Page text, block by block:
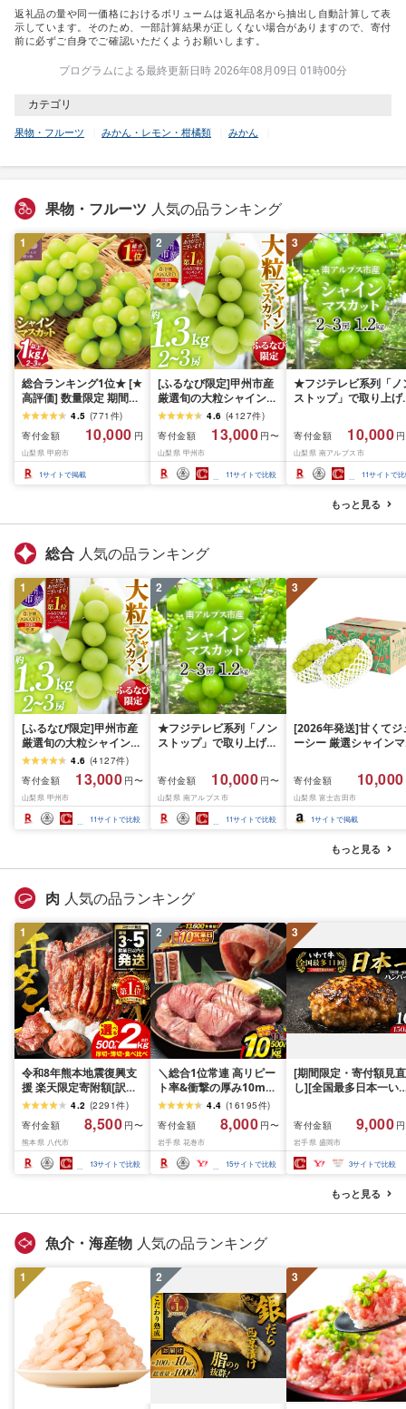
返礼品の量や同一価格におけるボリュームは返礼品名から抽出し自動計算して表
示しています。そのため、一部計算結果が正しくない場合がありますので、寄付
前に必ずご自身でご確認いただくようお願いします。
プログラムによる最終更新日時 2026年08月09日 01時00分
カテゴリ
果物・フルーツ みかん・レモン・柑橘類 みかん
果物・フルーツ 人気の品ランキング
1
総合ランキング1位★ [★
高評価] 数量限定 期間限
定 2026年 先行予約 山梨
県産 ぶどう シャイン マ
スカット フルーツ王国
人気 果物 2〜3房 冷蔵
1kg 以上 種なし 大粒 高
4.5 (771 件)
寄付金額
10,000 円
山梨県 甲府市
1サイトで掲載
2
[ふるなび限定]甲州市産
厳選旬の大粒シャインマ
スカット 約1.3kg 2〜3
房[2026年発送]
(MG)B12-472 FN-
Limited-VO シャインマ
スカット フルーツ
4.6 (4127件)
寄付金額
13,000 円〜
山梨県 甲州市
11サイトで比較
3
★フジテレビ系列「ノ
ストップ」で取り上げ
先行予約]南アルプス市
産シャインマスカット
1.2kg以上(2〜3房)ふ
さと納税 おすすめ 山
県 南アルプス市 送料
寄付金額 10,000
山梨県 南アルプス市
11サイトで
もっと見る
総合 人気の品ランキング
1
[ふるなび限定]甲州市産
厳選旬の大粒シャインマ
スカット 約1.3kg 2〜3
房[2026年発送]
(MG)B12-472 FN-
Limited-VO シャインマ
スカット フルーツ
4.6 (4127件)
寄付金額
13,000 円〜
山梨県 甲州市
11サイトで比較
2
★フジテレビ系列「ノン
ストップ」で取り上げら
先行予約]南アルプス市
産シャインマスカット
1.2kg以上(2〜3房)ふる
さと納税 おすすめ 山梨
県 南アルプス市 送料無
寄付金額 10,000 円〜
山梨県 南アルプス市
11サイトで比較
3
[2026年発送]甘くてジ
ーシー 厳選シャインマ
月前半(1〜15日)から
月下旬までの発送) フ
ーツ ぶどう 果物 山梨
産 2026 旬 大粒 高級
寄付金額 10,000
山梨県 富士吉田市
1サイトで掲載
もっと見る
肉 人気の品ランキング
1
令和8年熊本地震復興支
援 楽天限定寄附額[訳あ
り]牛タン 500g〜2kg 肉
牛肉 訳あり 牛タン 冷凍
小分け 厚切り 薄切り 食
べ比べ 500g 1kg 1.5kg
2kg 牛 人気 ビーフ 牛た
ん ふるさと納税 ランキ
4.2 (2291件)
寄付金額
8,500 円〜
熊本県 八代市
13サイトで比較
2
＼総合1位常連 高リピー
ト率&衝撃の厚み10mm
厚切り牛タン 塩味/ ≪ス
ピード発送!!10営業日以
内発送≫ 選べる内容量
500g / 1kg 定期便 毎月
届く 牛肉 肉 BBQ ふるさ
と 人気 ランキング 岩手
4.4 (16195件)
寄付金額
8,000 円〜
岩手県 花巻市
15サイトで比較
3
[期間限定・寄付額見直
し][全国最多日本一い
1.5kg(150g×10個) い
て牛 × 岩中豚 ハンバー
グ 合挽き 合い挽き 黒
和牛 人気 冷凍 個包装
分け 冷凍 牛肉 豚肉 和
ビーフ ポーク はんば
ぐ 挽肉 お肉 ミンチ 肉
お弁当 hannba-gu ラ
寄付金額 9,000
岩手県 盛岡市
3サイトで比較
もっと見る
魚介・海産物 人気の品ランキング
1 2 3